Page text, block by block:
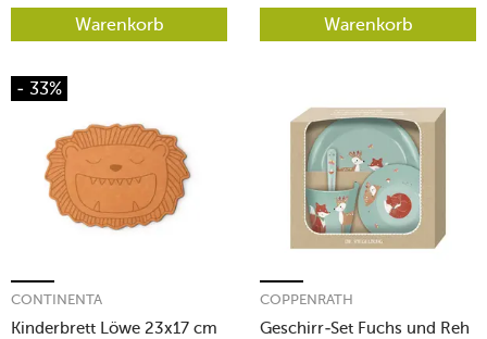
Warenkorb Warenkorb
- 33%
Kinderbrett Löwe 23x17 cm
CONTINENTA
Geschirr-Set Fuchs und Reh
COPPENRATH